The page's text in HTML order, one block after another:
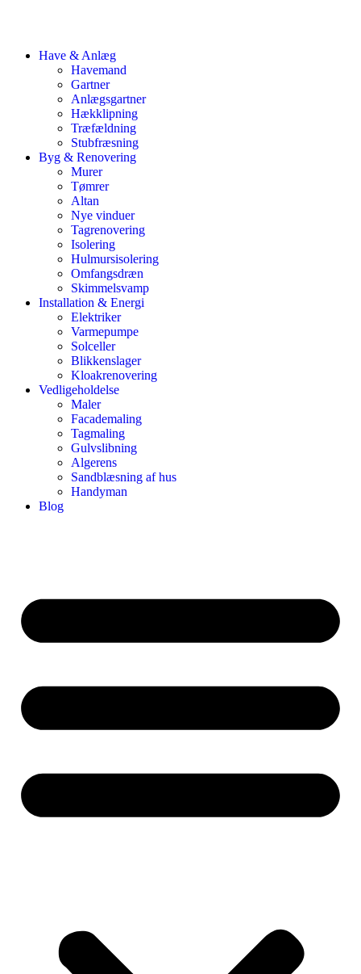
Have & Anlæg
Havemand
Gartner
Anlægsgartner
Hækklipning
Træfældning
Stubfræsning
Byg & Renovering
Murer
Tømrer
Altan
Nye vinduer
Tagrenovering
Isolering
Hulmursisolering
Omfangsdræn
Skimmelsvamp
Installation & Energi
Elektriker
Varmepumpe
Solceller
Blikkenslager
Kloakrenovering
Vedligeholdelse
Maler
Facademaling
Tagmaling
Gulvslibning
Algerens
Sandblæsning af hus
Handyman
Blog